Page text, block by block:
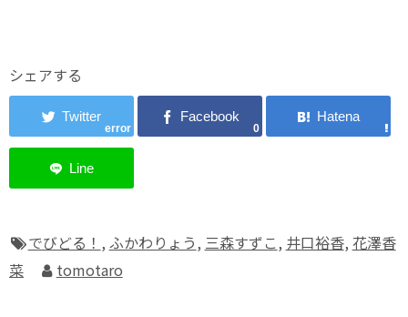
シェアする
error 0
でびどる！ , ふかわりょう, 三森すずこ, 井口裕香, 花澤香
菜
tomotaro